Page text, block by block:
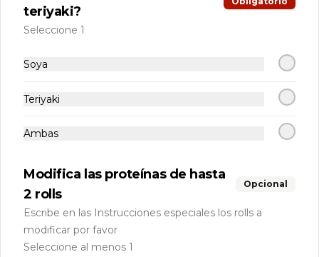
Una exquisita combinación de frescos
$7.000
125 Ceviche Mixto 600gr
Una exquisita combinación de frescos
delicioso jugo de limón,
teriyaki?
Seleccione 1
Soya
Teriyaki
Ambas
Modifica las proteínas de hasta
2 rolls
Opcional
Escribe en las Instrucciones especiales los rolls a
modificar por favor
Seleccione al menos 1